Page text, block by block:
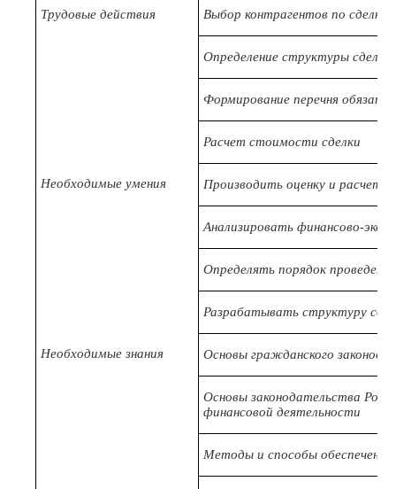
Трудовые действия Выбор контрагентов по сделкам
Определение структуры сделки
Формирование перечня
Расчет стоимости сделки
Необходимые умения Производить оценку и
Анализировать финансово-
Определять порядок
Разрабатывать структуру
Необходимые знания Основы гражданского
Основы законодательства
финансовой деятельности
Методы и способы